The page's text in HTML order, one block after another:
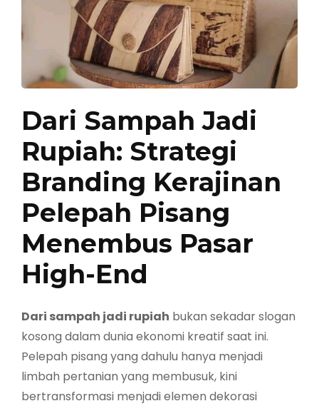
Dari Sampah Jadi
Rupiah: Strategi
Branding Kerajinan
Pelepah Pisang
Menembus Pasar
High-End
Dari sampah jadi rupiah bukan sekadar slogan
kosong dalam dunia ekonomi kreatif saat ini.
Pelepah pisang yang dahulu hanya menjadi
limbah pertanian yang membusuk, kini
bertransformasi menjadi elemen dekorasi